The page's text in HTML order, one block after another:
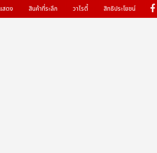
สดง สินค้าที่ระลึก วาไรตี้ สิทธิประโยชน์